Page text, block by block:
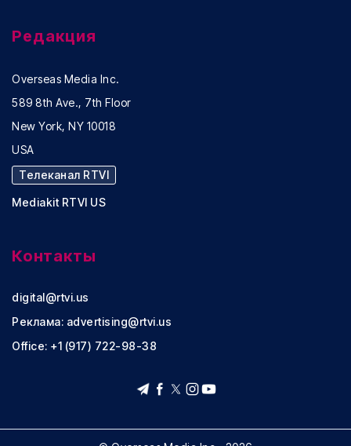
Редакция
Overseas Media Inc.
589 8th Ave., 7th Floor
New York, NY 10018
USA
Телеканал RTVI
Mediakit RTVI US
Контакты
digital@rtvi.us
Реклама: advertising@rtvi.us
Office: +1 (917) 722-98-38